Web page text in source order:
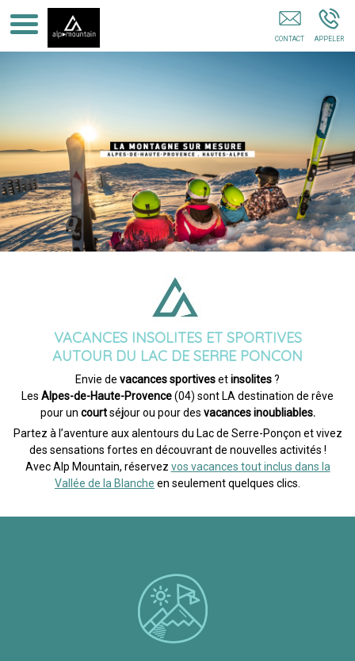
VACANCES INSOLITES ET SPORTIVES
AUTOUR DU LAC DE SERRE PONCON
Envie de vacances sportivesetinsolites?
Les Alpes-de-Haute-Provence(04) sont LA destination de rêve
pour un courtséjour ou pour des vacances inoubliables.
Partez à l’aventure aux alentours du Lac de Serre-Ponçon et vivez
des sensations fortes en découvrant de nouvelles activités !
Avec Alp Mountain, réservez vos vacances tout inclus dans la
Vallée de la Blanche en seulement quelques clics.